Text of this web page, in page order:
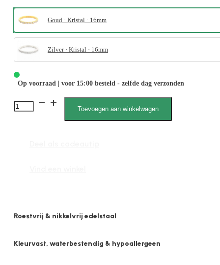
Goud · Kristal · 16mm
Zilver · Kristal · 16mm
Op voorraad | voor 15:00 besteld - zelfde dag verzonden
4109
Toevoegen aan winkelwagen
Roestvrij & nikkelvrij edelstaal
Kleurvast, waterbestendig & hypoallergeen